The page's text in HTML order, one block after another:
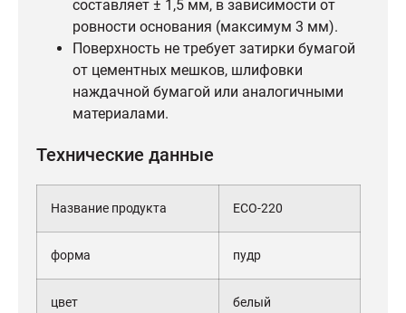
составляет ± 1,5 мм, в зависимости от
ровности основания (максимум 3 мм).
Поверхность не требует затирки бумагой
от цементных мешков, шлифовки
наждачной бумагой или аналогичными
материалами.
Технические данные
Название продукта ECO-220
форма пудр
цвет белый